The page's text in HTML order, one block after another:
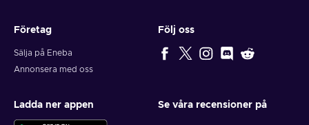
Företag
Sälja på Eneba
Annonsera med oss
Följ oss
Ladda ner appen Se våra recensioner på